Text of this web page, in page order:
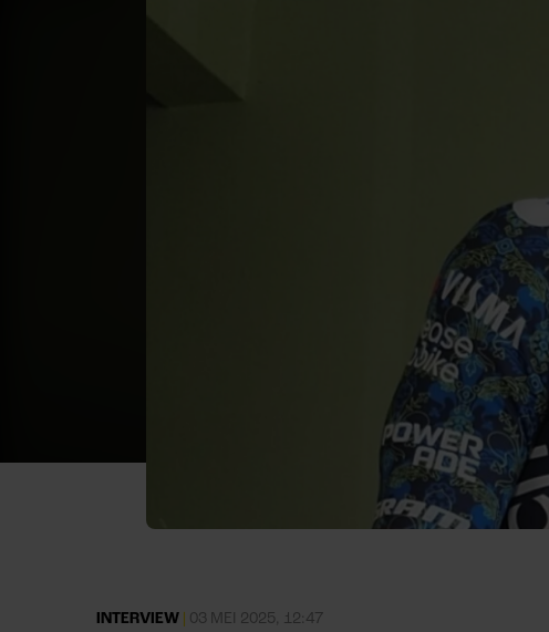
INTERVIEW | 03 MEI 2025, 12:47